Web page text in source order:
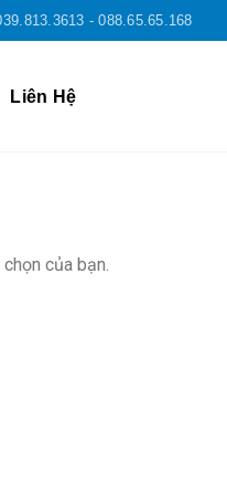
- 088.65.65.168
Liên Hệ
của bạn.